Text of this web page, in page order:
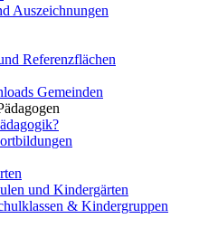
Auszeichnungen
Referenzflächen
Gemeinden
und Kindergärten
& Kindergruppen